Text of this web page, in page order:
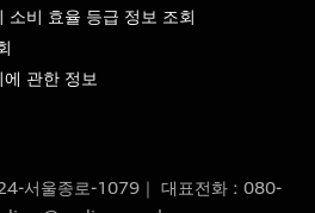
램
사항
소비 효율 등급 정보 조회
관한 정보
서울종로-1079｜ 대표전화 : 080-